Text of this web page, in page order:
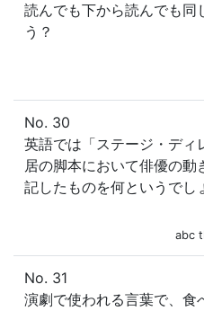
読んでも下から読んでも同
う？
No. 30
英語では「ステージ・ディ
居の脚本において俳優の動
記したものを何というでし
abc
No. 31
演劇で使われる言葉で、食